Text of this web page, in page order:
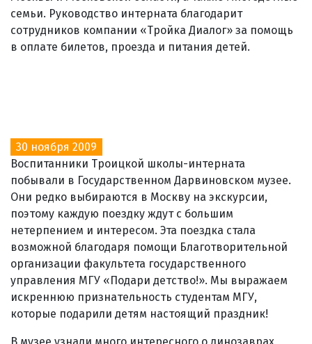
семьи. Руководство интерната благодарит
сотрудников компании «Тройка Диалог» за помощь
в оплате билетов, проезда и питания детей.
30 ноября 2009
Воспитанники Троицкой школы-интерната
побывали в Государственном Дарвиновском музее.
Они редко выбираются в Москву на экскурсии,
поэтому каждую поездку ждут с большим
нетерпением и интересом. Эта поездка стала
возможной благодаря помощи Благотворительной
организации факультета государственного
управления МГУ «Подари детство!». Мы выражаем
искреннюю признательность студентам МГУ,
которые подарили детям настоящий праздник!